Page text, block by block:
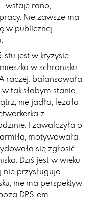
wstaje rano,
Nie zawsze ma
w publicznej
stu jest w kryzysie
w schronisku.
raczej: balansowała
tak słabym stanie,
nie jadła, leżała
z
I zawalczyła o
motywowała.
się zgłosić
Dziś jest w wieku
przysługuje.
nie ma perspektyw
DPS-em.